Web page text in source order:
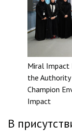
Miral Impact
the
Champion
Impact
В